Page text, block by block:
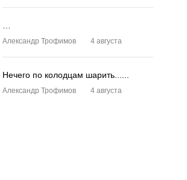
Александр Трофимов 4 августа
Нечего по колодцам шарить......
Александр Трофимов 4 августа